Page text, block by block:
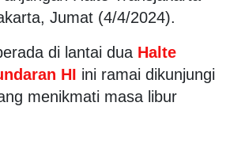
Jumat (4/4/2024).
di lantai dua Halte
HI ini ramai dikunjungi
menikmati masa libur